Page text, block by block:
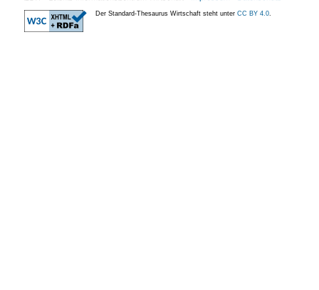
Der Standard-Thesaurus Wirtschaft steht unter CC BY 4.0